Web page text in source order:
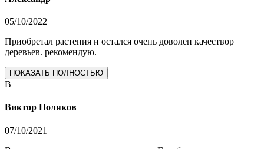
05/10/2022
Приобретал растения и остался очень доволен качествор
деревьев. рекомендую.
ПОКАЗАТЬ ПОЛНОСТЬЮ
В
Виктор Поляков
07/10/2021